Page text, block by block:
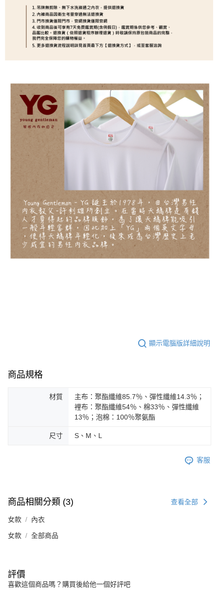
顯示電腦版詳細說明
商品規格
材質
主布：聚酯纖維85.7％、彈性纖維14.3％；
裡布：聚酯纖維54％、棉33％、彈性纖維
13％；泡棉：100％聚氨酯
尺寸 S、M、L
客服
商品相關分類 (3) 查看全部
女款 內衣
女款 全部商品
評價
喜歡這個商品嗎？購買後給他一個好評吧